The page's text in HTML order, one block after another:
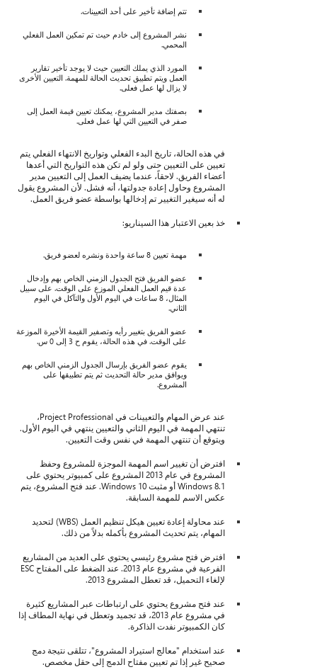
تتم إضافة تأخير على أحد التعيينات.
نشر المشروع إلى خادم حيث تم تمكين العمل الفعلي
المحمي.
المورد الذي يملك التعيين حيث لا يوجد تأخير تقارير
العمل ويتم تطبيق تحديث الحالة للمهمة. التعيين الأخرى
لا يزال لها عمل فعلى.
بصفتك مدير المشروع، يمكنك تعيين قيمة العمل إلى
صفر في التعيين التي لها عمل فعلى.
في هذه الحالة، تاريخ البدء الفعلي وتواريخ الانتهاء الفعلي يتم
تعيين على التعيين حتى ولو لم تكن هذه التواريخ التي أعدها
أعضاء الفريق. لاحقاً، عندما يضيف العمل إلى التعيين مدير
المشروع وحاول إعادة جدولتها، أنه فشل. لأن المشروع يقول
له أنه سيغير التغيير تم إدخالها بواسطة عضو فريق العمل.
خذ بعين الاعتبار هذا السيناريو:
مهمة تعيين 8 ساعة واحدة ونشره لعضو فريق.
عضو الفريق فتح الجدول الزمني الخاص بهم وإدخال
عدة قيم العمل الفعلي الموزع على الوقت. على سبيل
المثال، 8 ساعات في اليوم الأول والتآكل في اليوم
الثاني.
عضو الفريق بتغيير رأيه وتصفير القيمة الأخيرة الموزعة
على الوقت. في هذه الحالة، يقوم ح 3 إلى 0 س.
يقوم عضو الفريق بإرسال الجدول الزمني الخاص بهم
ويوافق مدير حالة التحديث ثم يتم تطبيقها على
المشروع.
عند عرض المهام والتعيينات في Project Professional،
تنتهي المهمة في اليوم الثاني والتعيين ينتهي في اليوم الأول.
ويتوقع أن تنتهي المهمة في نفس وقت التعيين.
افترض أن تغيير اسم المهمة الموجزة للمشروع وحفظ
المشروع في عام 2013 المشروع على كمبيوتر يحتوي على
Windows 8.1 أو مثبت Windows 10. عند فتح المشروع، يتم
عكس الاسم للمهمة السابقة.
عند محاولة إعادة تعيين هيكل تنظيم العمل (WBS) لتحديد
المهام، يتم تحديث المشروع بأكمله بدلاً من ذلك.
افترض فتح مشروع رئيسي يحتوي على العديد من المشاريع
الفرعية في مشروع عام 2013. عند الضغط على المفتاح ESC
لإلغاء التحميل، قد تعطل المشروع 2013.
عند فتح مشروع يحتوي على ارتباطات عبر المشاريع كثيرة
في مشروع عام 2013، قد تجميد وتعطل في نهاية المطاف إذا
كان الكمبيوتر نفدت الذاكرة.
عند استخدام "معالج استيراد المشروع"، تتلقى نتيجة دمج
صحيح غير إذا تم تعيين مفتاح الدمج إلى حقل مخصص.